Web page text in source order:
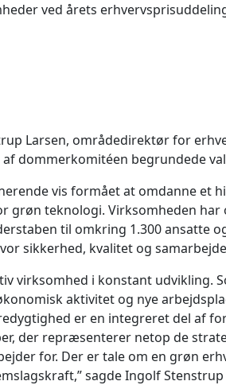
ved årets
Larsen, områdedirektør for
af dommerkomitéen begrundede
vis formået at omdanne et
grøn teknologi. Virksomheden
til omkring 1.300 ansatte
sikkerhed, kvalitet og
virksomhed i konstant udvikling.
aktivitet og nye
er en integreret del af
der repræsenterer netop de
for. Der er tale om en grøn
sagde Ingolf Stenstrup